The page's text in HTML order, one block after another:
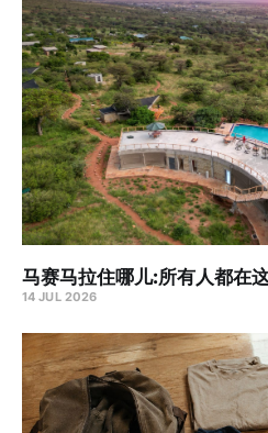
马赛马拉住哪儿:所有人都在
14 JUL 2026